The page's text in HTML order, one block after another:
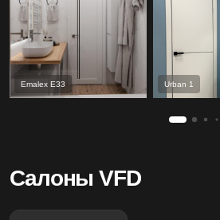
Emalex Е33 Urban 1
Салоны VFD